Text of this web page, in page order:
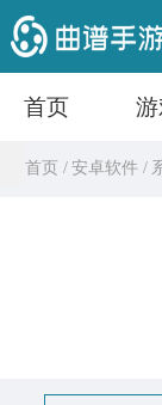
首页
首页 /安卓软件 /